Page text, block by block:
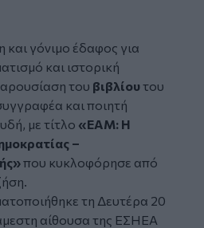
και γόνιμο έδαφος για
και ιστορική
του βιβλίουτου
και ποιητή
με τίτλο «ΕΑΜ: Η
–
που κυκλοφόρησε από
τη Δευτέρα 20
αίθουσα της ΕΣΗΕΑ